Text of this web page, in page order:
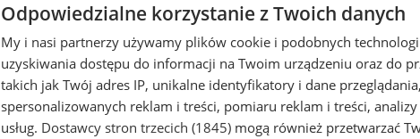
Odpowiedzialne korzystanie z Twoich danych
My i nasi partnerzy używamy plików cookie i podobnych
uzyskiwania dostępu do informacji na Twoim urządzeniu oraz do
takich jak Twój adres IP, unikalne identyfikatory i dane
spersonalizowanych reklam i treści, pomiaru reklam i treści,
usług. Dostawcy stron trzecich (1845) mogą również przetwarzać